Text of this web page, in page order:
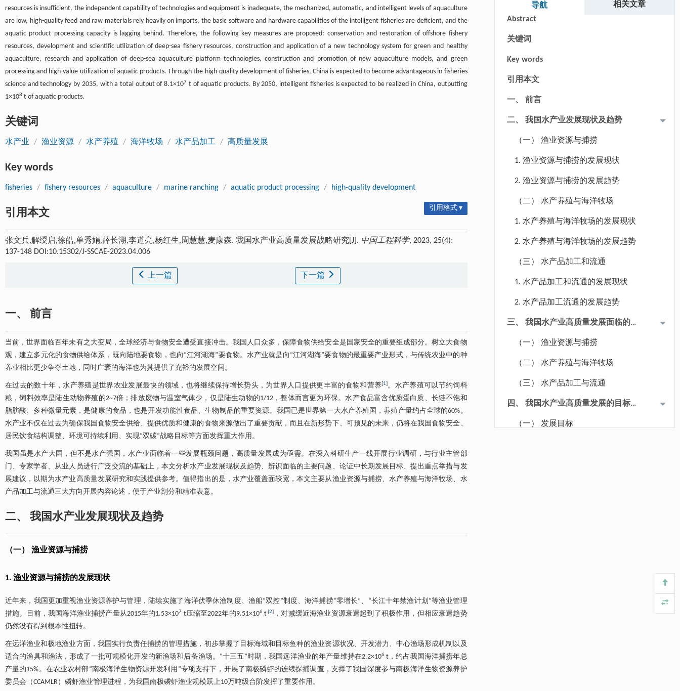
resources is insufficient, the independent capability of technologies and equipment is inadequate, the mechanized, automatic, and intelligent levels of aquaculture
are low, high-quality feed and raw materials rely heavily on imports, the basic software and hardware capabilities of the intelligent fisheries are deficient, and the
aquatic product processing capacity is lagging behind. Therefore, the following key measures are proposed: conservation and restoration of offshore fishery
resources, development and scientific utilization of deep-sea fishery resources, construction and application of a new technology system for green and healthy
aquaculture, research and application of deep-sea aquaculture platform technologies, construction and promotion of new aquaculture models, and green
processing and high-value utilization of aquatic products. Through the high-quality development of fisheries, China is expected to become advantageous in fisheries
science and technology by 2035, with a total output of 8.1×107 t of aquatic products. By 2050, intelligent fisheries is expected to be realized in China, outputting
1×108 t of aquatic products.
关键词
水产业 / 渔业资源 / 水产养殖 / 海洋牧场 / 水产品加工 / 高质量发展
Key words
fisheries / fishery resources / aquaculture / marine ranching / aquatic product processing / high-quality development
引用本文 引用格式 ▾
张文兵,解绶启,徐皓,单秀娟,薛长湖,李道亮,杨红生,周慧慧,麦康森. 我国水产业高质量发展战略研究[J]. 中国工程科学, 2023, 25(4):
137-148 DOI:10.15302/J-SSCAE-2023.04.006
上一篇 下一篇
一、 前言
当前，世界面临百年未有之大变局，全球经济与食物安全遭受直接冲击。我国人口众多，保障食物供给安全是国家安全的重要组成部分。树立大食物
观，建立多元化的食物供给体系，既向陆地要食物，也向“江河湖海”要食物。水产业就是向“江河湖海”要食物的最重要产业形式，与传统农业中的种
养业相比更少争夺土地，同时广袤的海洋也为其提供了充裕的发展空间。
在过去的数十年，水产养殖是世界农业发展最快的领域，也将继续保持增长势头，为世界人口提供更丰富的食物和营养[1]。水产养殖可以节约饲料
粮，饲料效率是陆生动物养殖的2~7倍；排放废物与温室气体少，仅是陆生动物的1/12，整体而言更为环保。水产食品富含优质蛋白质、长链不饱和
脂肪酸、多种微量元素，是健康的食品，也是开发功能性食品、生物制品的重要资源。我国已是世界第一大水产养殖国，养殖产量约占全球的60%。
水产业不仅在过去为确保我国食物安全供给、提供优质和健康的食物来源做出了重要贡献，而且在新形势下、可预见的未来，仍将在我国食物安全、
居民饮食结构调整、环境可持续利用、实现“双碳”战略目标等方面发挥重大作用。
我国虽是水产大国，但不是水产强国，水产业面临着一些发展瓶颈问题，高质量发展成为亟需。在深入科研生产一线开展行业调研，与行业主管部
门、专家学者、从业人员进行广泛交流的基础上，本文分析水产业发展现状及趋势、辨识面临的主要问题、论证中长期发展目标、提出重点举措与发
展建议，以期为水产业高质量发展研究和实践提供参考。值得指出的是，水产业覆盖面较宽，本文主要从渔业资源与捕捞、水产养殖与海洋牧场、水
产品加工与流通三大方向开展内容论述，便于产业剖分和精准表意。
二、 我国水产业发展现状及趋势
（一） 渔业资源与捕捞
1. 渔业资源与捕捞的发展现状
近年来，我国更加重视渔业资源养护与管理，陆续实施了海洋伏季休渔制度、渔船“双控”制度、海洋捕捞“零增长”、“长江十年禁渔计划”等渔业管理
措施。目前，我国海洋渔业捕捞产量从2015年的1.53×107 t压缩至2022年的9.51×106t[2]
，对减缓近海渔业资源衰退起到了积极作用，但相应衰退趋势
仍然没有得到根本性扭转。
在远洋渔业和极地渔业方面，我国实行负责任捕捞的管理措施，初步掌握了目标海域和目标鱼种的渔业资源状况、开发潜力、中心渔场形成机制以及
适合的渔具和渔法，形成了一批可规模化开发的新渔场和后备渔场。“十三五”时期，我国远洋渔业的年产量维持在2.2×106t，约占我国海洋捕捞年总
产量的15%。在农业农村部“南极海洋生物资源开发利用”专项支持下，开展了南极磷虾的连续探捕调查，支撑了我国深度参与南极海洋生物资源养护
委员会（CCAMLR）磷虾渔业管理进程，为我国南极磷虾渔业规模跃上10万吨级台阶发挥了重要作用。
导航 相关文章
Abstract
关键词
Key words
引用本文
一、 前言
二、 我国水产业发展现状及趋势
（一） 渔业资源与捕捞
1. 渔业资源与捕捞的发展现状
2. 渔业资源与捕捞的发展趋势
（二） 水产养殖与海洋牧场
1. 水产养殖与海洋牧场的发展现状
2. 水产养殖与海洋牧场的发展趋势
（三） 水产品加工和流通
1. 水产品加工和流通的发展现状
2. 水产品加工流通的发展趋势
三、 我国水产业高质量发展面临的
（一） 渔业资源与捕捞
（二） 水产养殖与海洋牧场
（三） 水产品加工与流通
四、 我国水产业高质量发展的目标
与重点举措
（一） 发展目标